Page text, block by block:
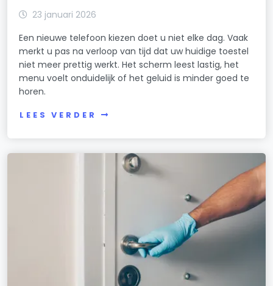
23 januari 2026
Een nieuwe telefoon kiezen doet u niet elke dag. Vaak
merkt u pas na verloop van tijd dat uw huidige toestel
niet meer prettig werkt. Het scherm leest lastig, het
menu voelt onduidelijk of het geluid is minder goed te
horen.
LEES VERDER